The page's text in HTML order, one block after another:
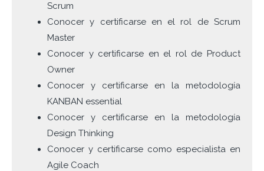
Scrum
Conocer y certificarse en el rol de Scrum
Master
Conocer y certificarse en el rol de Product
Owner
Conocer y certificarse en la metodología
KANBAN essential
Conocer y certificarse en la metodología
Design Thinking
Conocer y certificarse como especialista en
Agile Coach